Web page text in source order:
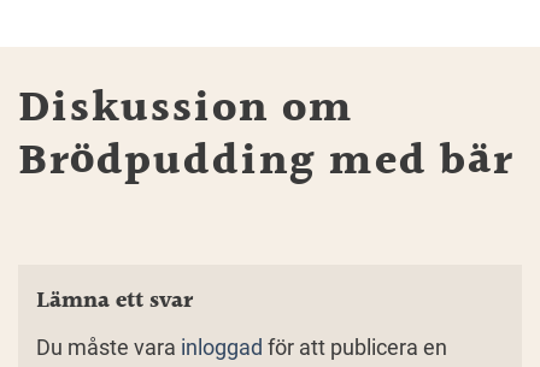
Diskussion om
Brödpudding med bär
Lämna ett svar
Du måste vara inloggad för att publicera en